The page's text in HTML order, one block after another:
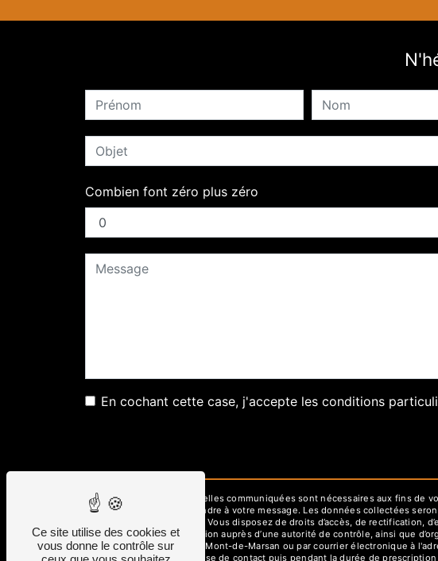
Combien font zéro plus zéro
En cochant cette case, j'accepte les conditions
** Les données personnelles communiquées sont nécessaires aux fins de
dans le seul but de répondre à votre message. Les données collectées
graphisud40@gmail.com. Vous disposez de droits d’accès, de
d’introduire une réclamation auprès d’une autorité de contrôle, ainsi que
Colonel Rozanoff, 40000 Mont-de-Marsan ou par courrier électronique à
pendant la période de prise de contact puis pendant la durée de
Ce site utilise des cookies et
vous donne le contrôle sur